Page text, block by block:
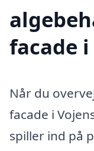
facade i
Når du
facade i
spiller ind på